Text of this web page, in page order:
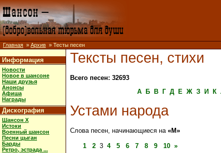
Главная » Архив » Тесты песен
Информация
Новости
Новое в шансоне
Наши друзья
Анонсы
Афиша
Награды
Дискография
Шансон X
Истоки
Военный шансон
Песни цыган
Барды
Ретро, эстрада ...
Тексты песен, стихи
Всего песен: 32693
А
Б В Г Д Е Ж З И К
Устами народа
Слова песен, начинающиеся на «М»
1 2 3 4 5 6 7 8 9 10 »